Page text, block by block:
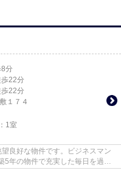
8分
歩22分
歩22分
１７４
1室
良好な物件です。ビジネスマン
5年の物件で充実した毎日を過ご